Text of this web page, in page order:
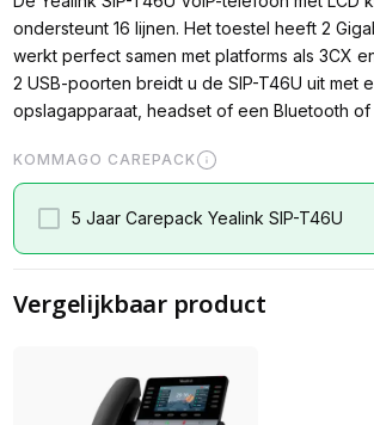
ondersteunt 16 lijnen. Het toestel heeft 2
werkt perfect samen met platforms als 3CX
2 USB-poorten breidt u de SIP-T46U uit met
opslagapparaat, headset of een Bluetooth of
KOMMAGO CAREPACK
5 Jaar Carepack Yealink SIP-T46U
Vergelijkbaar product